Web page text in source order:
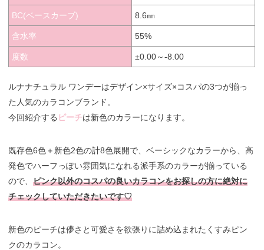
BC(ベースカーブ) 8.6㎜
含水率 55%
度数 ±0.00～-8.00
ルナナチュラル ワンデーはデザイン×サイズ×コスパの3つが揃っ
た人気のカラコンブランド。
今回紹介する ピーチは新色のカラーになります。
既存色6色＋新色2色の計8色展開で、ベーシックなカラーから、高
発色でハーフっぽい雰囲気になれる派手系のカラーが揃っている
ので、ピンク以外のコスパの良いカラコンをお探しの方に絶対に
チェックしていただきたいです♡
新色のピーチは儚さと可愛さを欲張りに詰め込まれたくすみピン
クのカラコン。